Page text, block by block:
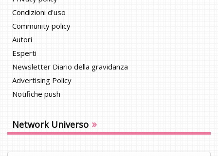
Condizioni d'uso
Community policy
Autori
Esperti
Newsletter Diario della gravidanza
Advertising Policy
Notifiche push
Network Universo »